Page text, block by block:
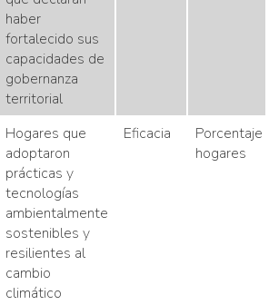
haber
fortalecido sus
capacidades de
gobernanza
territorial
Hogares que
adoptaron
prácticas y
tecnologías
ambientalmente
sostenibles y
resilientes al
cambio
climático
Eficacia
Porcentaje
hogares